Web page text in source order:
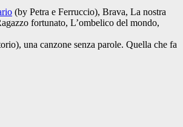
(by Petra e Ferruccio), Brava, La nostra
fortunato, L’ombelico del mondo,
una canzone senza parole. Quella che fa